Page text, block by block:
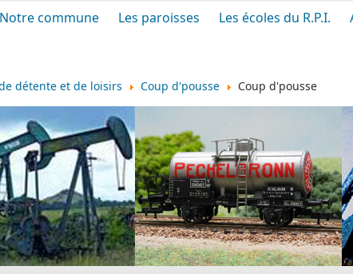
Notre commune Les paroisses Les écoles du R.P.I.
détente et de loisirs Coup d'pousse Coup d'pousse